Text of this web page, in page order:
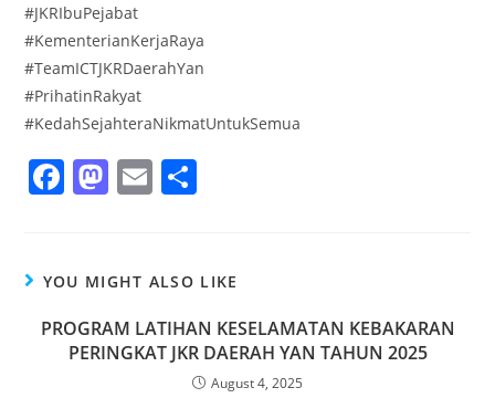
#JKRIbuPejabat
#KementerianKerjaRaya
#TeamICTJKRDaerahYan
#PrihatinRakyat
#KedahSejahteraNikmatUntukSemua
F
e
b
o
M
o
d
o
E
l e
YOU MIGHT ALSO LIKE
PROGRAM LATIHAN KESELAMATAN KEBAKARAN
PERINGKAT JKR DAERAH YAN TAHUN 2025
August 4, 2025